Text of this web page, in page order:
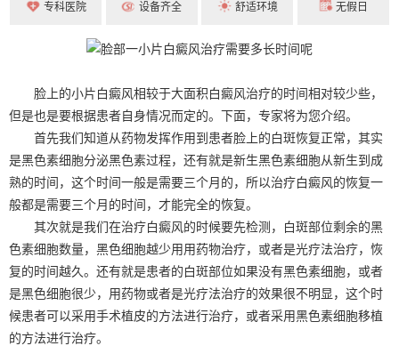
专科医院 设备齐全 舒适环境 无假日
脸上的小片白癜风相较于大面积白癜风治疗的时间相对较少些，
但是也是要根据患者自身情况而定的。下面，专家将为您介绍。
首先我们知道从药物发挥作用到患者脸上的白斑恢复正常，其实
是黑色素细胞分泌黑色素过程，还有就是新生黑色素细胞从新生到成
熟的时间，这个时间一般是需要三个月的，所以治疗白癜风的恢复一
般都是需要三个月的时间，才能完全的恢复。
其次就是我们在治疗白癜风的时候要先检测，白斑部位剩余的黑
色素细胞数量，黑色细胞越少用用药物治疗，或者是光疗法治疗，恢
复的时间越久。还有就是患者的白斑部位如果没有黑色素细胞，或者
是黑色细胞很少，用药物或者是光疗法治疗的效果很不明显，这个时
候患者可以采用手术植皮的方法进行治疗，或者采用黑色素细胞移植
的方法进行治疗。